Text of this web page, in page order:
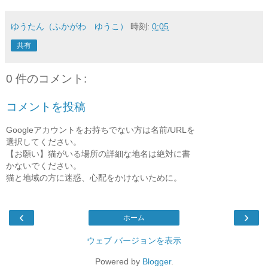
ゆうたん（ふかがわ ゆうこ） 時刻: 0:05
共有
0 件のコメント:
コメントを投稿
Googleアカウントをお持ちでない方は名前/URLを
選択してください。
【お願い】猫がいる場所の詳細な地名は絶対に書
かないでください。
猫と地域の方に迷惑、心配をかけないために。
‹ ›
ホーム
ウェブ バージョンを表示
Powered by Blogger.